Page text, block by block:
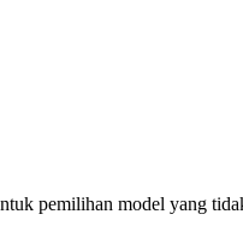
pemilihan model yang